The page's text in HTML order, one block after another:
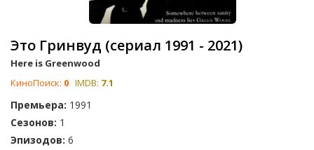
Это Гринвуд (сериал 1991 - 2021)
Here is Greenwood
КиноПоиск: 0 IMDB: 7.1
Премьера: 1991
Сезонов: 1
Эпизодов: 6